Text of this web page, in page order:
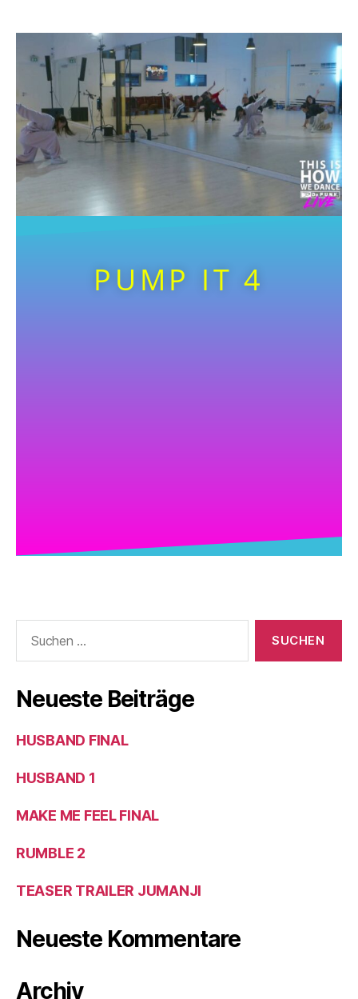
PUMP IT 4
Neueste Beiträge
HUSBAND FINAL
HUSBAND 1
MAKE ME FEEL FINAL
RUMBLE 2
TEASER TRAILER JUMANJI
Neueste Kommentare
Archiv